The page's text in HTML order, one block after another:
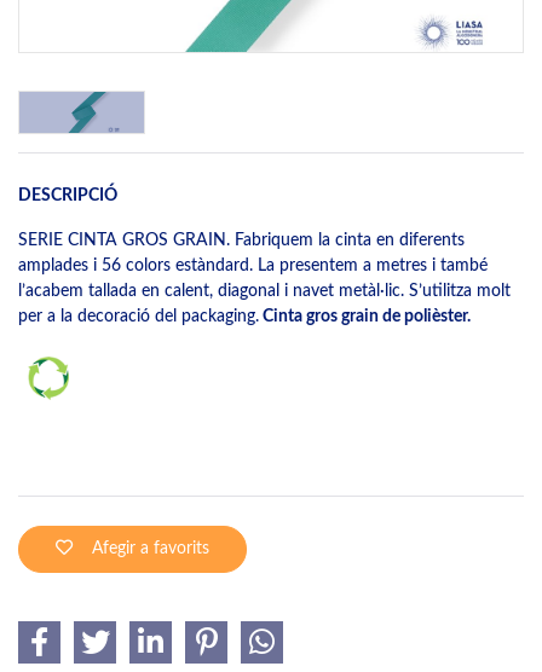
DESCRIPCIÓ
SERIE CINTA GROS GRAIN. Fabriquem la cinta en diferents
amplades i 56 colors estàndard. La presentem a metres i també
l’acabem tallada en calent, diagonal i navet metàl·lic. S’utilitza molt
per a la decoració del packaging. Cinta gros grain de polièster.
Afegir a favorits